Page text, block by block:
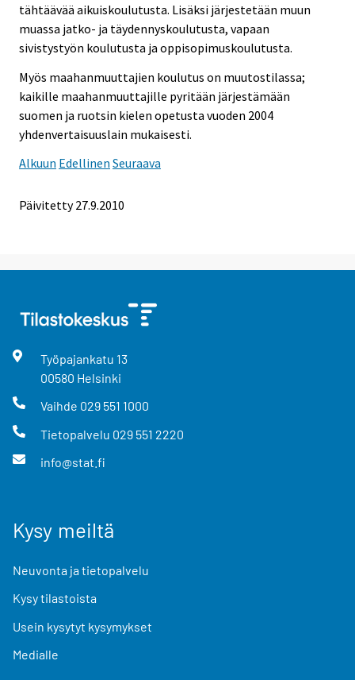
tähtäävää aikuiskoulutusta. Lisäksi järjestetään muun
muassa jatko- ja täydennyskoulutusta, vapaan
sivistystyön koulutusta ja oppisopimuskoulutusta.
Myös maahanmuuttajien koulutus on muutostilassa;
kaikille maahanmuuttajille pyritään järjestämään
suomen ja ruotsin kielen opetusta vuoden 2004
yhdenvertaisuuslain mukaisesti.
Alkuun Edellinen Seuraava
Päivitetty27.9.2010
Työpajankatu 13
00580 Helsinki
Vaihde 029 551 1000
Tietopalvelu 029 551 2220
info@stat.fi
Kysy meiltä
Neuvonta ja tietopalvelu
Kysy tilastoista
Usein kysytyt kysymykset
Medialle